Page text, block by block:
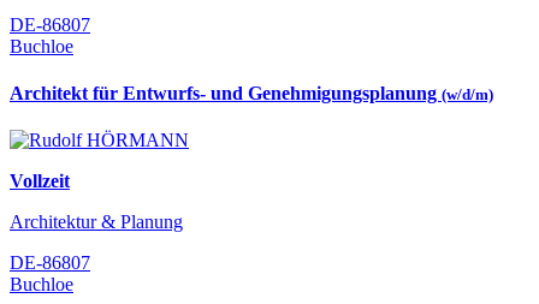
DE-86807
Buchloe
Architekt für Entwurfs- und Genehmigungsplanung (w/d/m)
Vollzeit
Architektur & Planung
DE-86807
Buchloe